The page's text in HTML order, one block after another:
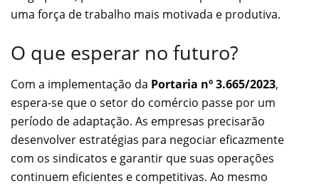
uma força de trabalho mais motivada e produtiva.
O que esperar no futuro?
Com a implementação da Portaria nº 3.665/2023,
espera-se que o setor do comércio passe por um
período de adaptação. As empresas precisarão
desenvolver estratégias para negociar eficazmente
com os sindicatos e garantir que suas operações
continuem eficientes e competitivas. Ao mesmo